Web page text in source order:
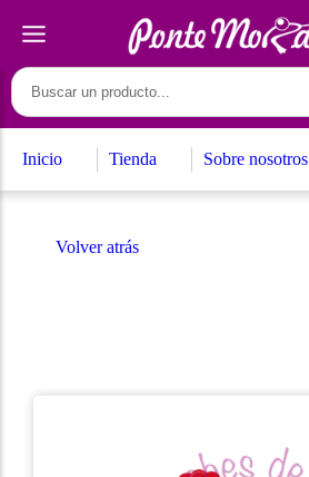
Inicio Tienda Sobre nosotros
Volver atrás